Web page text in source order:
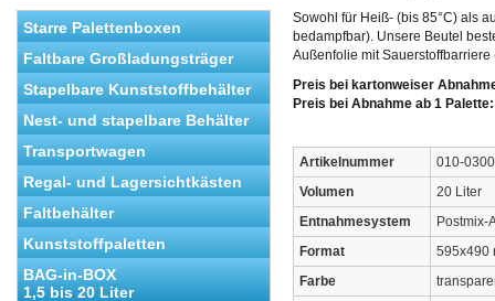
Starre Palettenboxen
Faltbare Großladungsträger
Stapelbare Kunststoffbehälter
Nest- und stapelbare Behälter
Transportwagen
Regal- und Lagersichtkästen
Faltbehälter
Kunststoffpaletten
BAG-in-BOX
1,5 bis 20 Liter
Sowohl für Heiß- (bis 85°C) als
bedampfbar). Unsere Beutel
Außenfolie mit Sauerstoffbarriere
Preis bei kartonweiser
Preis bei Abnahme ab 1
Artikelnummer
010-
Volumen
20 Liter
Entnahmesystem
Postmix-
Format
595x490
Farbe